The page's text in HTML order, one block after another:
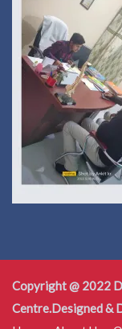
Copyright @ 2022
Centre.Designed &